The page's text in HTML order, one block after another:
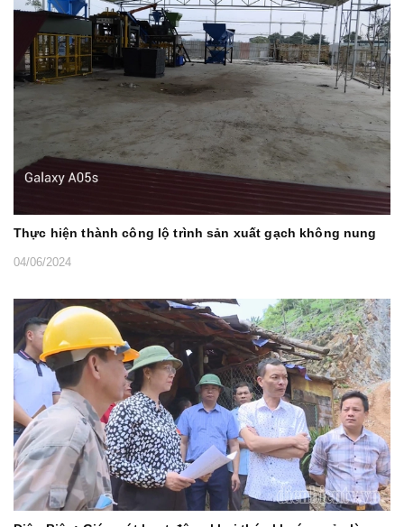
Thực hiện thành công lộ trình sản xuất gạch không nung
04/06/2024